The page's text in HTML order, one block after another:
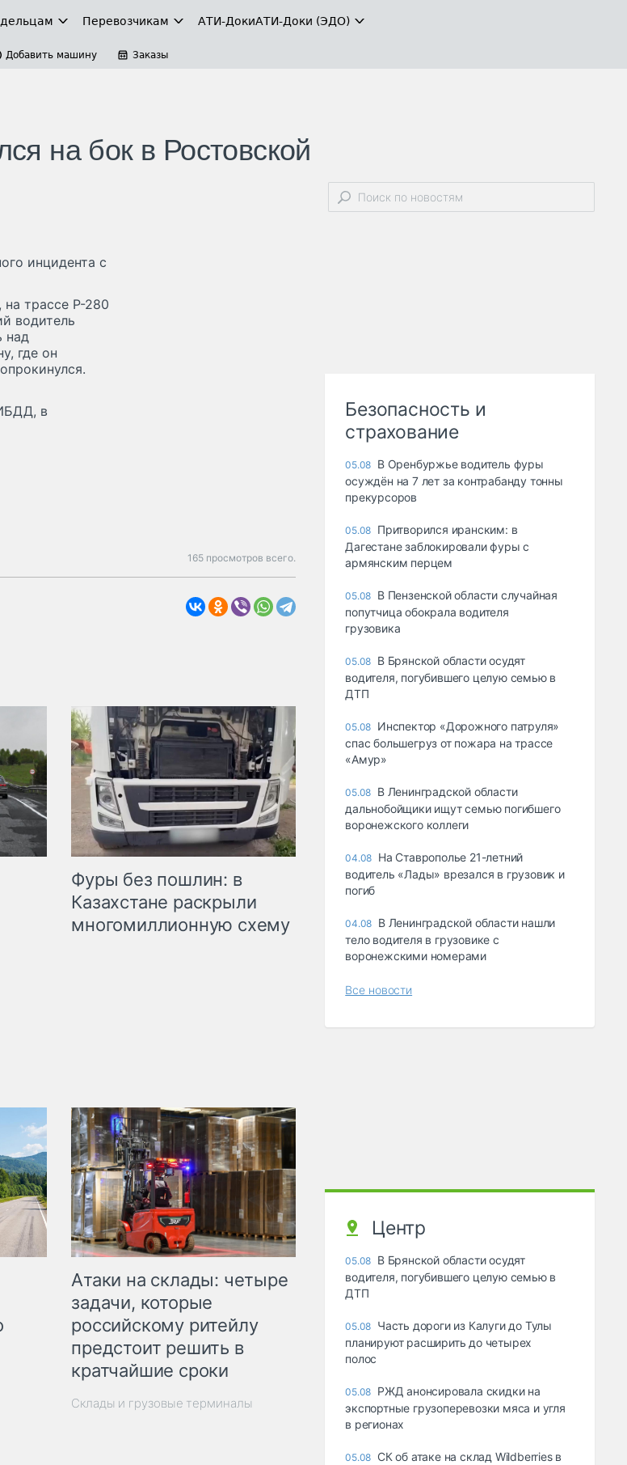
Перевозчикам АТИ-ДокиАТИ-Доки (ЭДО)
Добавить машину Заказы
на бок в Ростовской
инцидента с
трассе Р-280
водитель
над
где он
в
165 просмотров всего.
Фуры без пошлин: в
Казахстане раскрыли
многомиллионную схему
Атаки на склады: четыре
задачи, которые
российскому ритейлу
предстоит решить в
кратчайшие сроки
Склады и грузовые терминалы
Безопасность и
страхование
05.08 В Оренбуржье водитель фуры
осуждён на 7 лет за контрабанду тонны
прекурсоров
05.08 Притворился иранским: в
Дагестане заблокировали фуры с
армянским перцем
05.08 В Пензенской области случайная
попутчица обокрала водителя
грузовика
05.08 В Брянской области осудят
водителя, погубившего целую семью в
ДТП
05.08 Инспектор «Дорожного патруля»
спас большегруз от пожара на трассе
«Амур»
05.08 В Ленинградской области
дальнобойщики ищут семью погибшего
воронежского коллеги
04.08 На Ставрополье 21-летний
водитель «Лады» врезался в грузовик и
погиб
04.08 В Ленинградской области нашли
тело водителя в грузовике с
воронежскими номерами
Все новости
Центр
05.08 В Брянской области осудят
водителя, погубившего целую семью в
ДТП
05.08 Часть дороги из Калуги до Тулы
планируют расширить до четырех
полос
05.08 РЖД анонсировала скидки на
экспортные грузоперевозки мяса и угля
в регионах
05.08 СК об атаке на склад Wildberries в